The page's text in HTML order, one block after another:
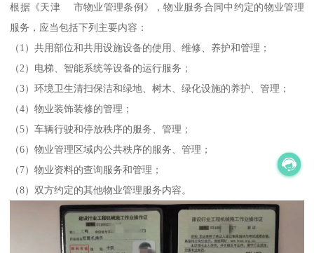
根据《天津 市物业管理条例》，物业服务合同中约定的物业管理
服务，应当包括下列主要内容：
（1）共用部位和共用设施设备的使用、维修、养护和管理；
（2）电梯、智能系统等设备的运行服务；
（3）环境卫生清扫保洁和绿地、树木、绿化设施的养护、管理；
（4）物业装饰装修的管理；
（5）车辆行驶和停放秩序的服务、管理；
（6）物业管理区域内公共秩序的服务、管理；
（7）物业资料的查询服务和管理；
（8）双方约定的其他物业管理服务内容。